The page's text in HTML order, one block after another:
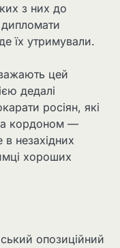
з них до
дипломати
їх утримували.
цей
дедалі
росіян, які
кордоном —
незахідних
хороших
опозиційний